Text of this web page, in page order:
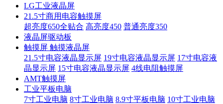
LG工业液晶屏
21.5寸商用电容触摸屏
超亮度650全贴合 高亮度450 普通亮度350
液晶屏驱动板
触摸屏 触摸液晶屏
21.5寸电容液晶显示屏 19寸电容液晶显示屏 17寸电容液
晶显示屏 15寸电容液晶显示屏 4线电阻触摸屏
AMT触摸屏
工业平板电脑
7寸工业电脑 8寸工业电脑 8.9寸平板电脑 10寸工业电脑